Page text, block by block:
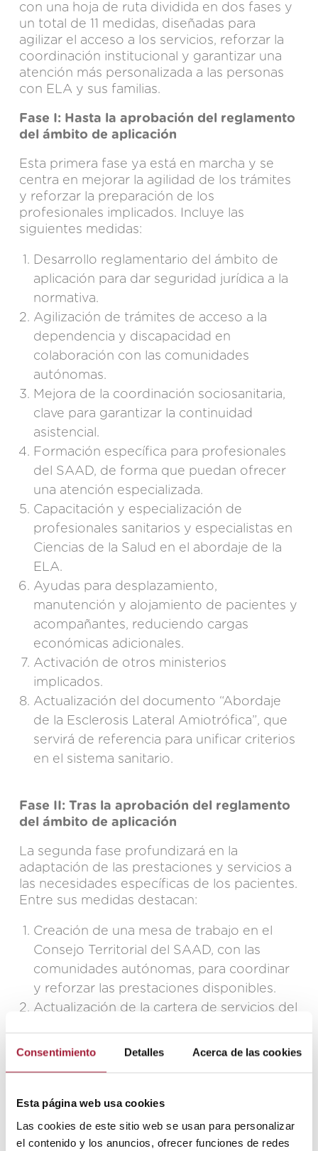
Consentimiento Detalles Acerca de las cookies
Esta página web usa cookies
Las cookies de este sitio web se usan para personalizar
el contenido y los anuncios, ofrecer funciones de redes
con una hoja de ruta dividida en dos fases y
un total de 11 medidas, diseñadas para
agilizar el acceso a los servicios, reforzar la
coordinación institucional y garantizar una
atención más personalizada a las personas
con ELA y sus familias.
Fase I: Hasta la aprobación del reglamento
del ámbito de aplicación
Esta primera fase ya está en marcha y se
centra en mejorar la agilidad de los trámites
y reforzar la preparación de los
profesionales implicados. Incluye las
siguientes medidas:
Desarrollo reglamentario del ámbito de
aplicación para dar seguridad jurídica a la
normativa.
Agilización de trámites de acceso a la
dependencia y discapacidad en
colaboración con las comunidades
autónomas.
Mejora de la coordinación sociosanitaria,
clave para garantizar la continuidad
asistencial.
Formación específica para profesionales
del SAAD, de forma que puedan ofrecer
una atención especializada.
Capacitación y especialización de
profesionales sanitarios y especialistas en
Ciencias de la Salud en el abordaje de la
ELA.
Ayudas para desplazamiento,
manutención y alojamiento de pacientes y
acompañantes, reduciendo cargas
económicas adicionales.
Activación de otros ministerios
implicados.
Actualización del documento “Abordaje
de la Esclerosis Lateral Amiotrófica”, que
servirá de referencia para unificar criterios
en el sistema sanitario.
Fase II: Tras la aprobación del reglamento
del ámbito de aplicación
La segunda fase profundizará en la
adaptación de las prestaciones y servicios a
las necesidades específicas de los pacientes.
Entre sus medidas destacan:
Creación de una mesa de trabajo en el
Consejo Territorial del SAAD, con las
comunidades autónomas, para coordinar
y reforzar las prestaciones disponibles.
Actualización de la cartera de servicios del
cobertura de fisioterapia, rehabilitación y
Enfermedades Neurodegenerativas, una
herramienta esencial para conocer la
incidencia y necesidades de los pacientes.